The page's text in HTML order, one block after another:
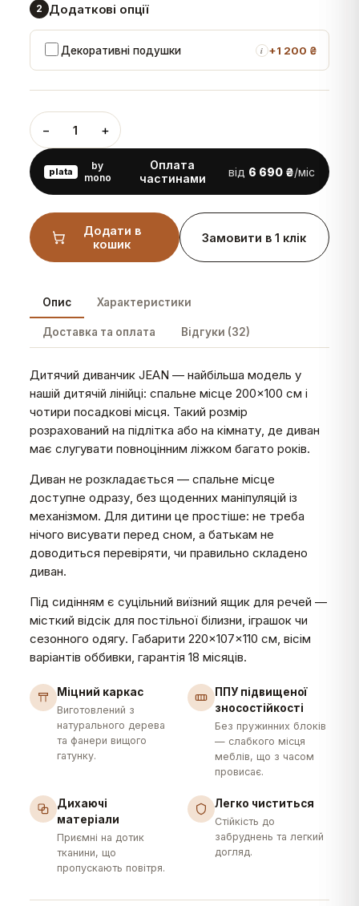
2 Додаткові опції
Декоративні подушки i +1 200 ₴
− 1 +
plata
by
mono
Оплата
частинами
від 6 690 ₴/міс
Додати в
кошик
Замовити в 1 клік
Опис Характеристики
Доставка та оплата Відгуки (32)
Дитячий диванчик JEAN — найбільша модель у
нашій дитячій лінійці: спальне місце 200×100 см і
чотири посадкові місця. Такий розмір
розрахований на підлітка або на кімнату, де диван
має слугувати повноцінним ліжком багато років.
Диван не розкладається — спальне місце
доступне одразу, без щоденних маніпуляцій із
механізмом. Для дитини це простіше: не треба
нічого висувати перед сном, а батькам не
доводиться перевіряти, чи правильно складено
диван.
Під сидінням є суцільний виїзний ящик для речей —
місткий відсік для постільної білизни, іграшок чи
сезонного одягу. Габарити 220×107×110 см, вісім
варіантів оббивки, гарантія 18 місяців.
Міцний каркас
Виготовлений з
натурального дерева
та фанери вищого
гатунку.
ППУ підвищеної
зносостійкості
Без пружинних блоків
— слабкого місця
меблів, що з часом
провисає.
Дихаючі
матеріали
Приємні на дотик
тканини, що
пропускають повітря.
Легко чиститься
Стійкість до
забруднень та легкий
догляд.